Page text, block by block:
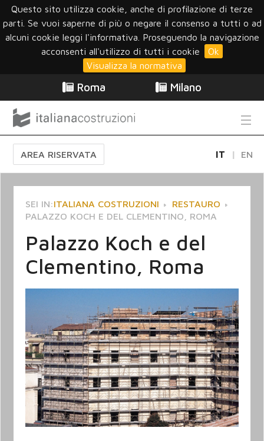
Questo sito utilizza cookie, anche di profilazione di terze
parti. Se vuoi saperne di più o negare il consenso a tutti o ad
alcuni cookie leggi l'informativa. Proseguendo la navigazione
acconsenti all'utilizzo di tutti i cookie
Ok
Visualizza la normativa
Roma Milano
AREA RISERVATA IT EN
SEI IN:ITALIANA COSTRUZIONI
RESTAURO
PALAZZO KOCH E DEL CLEMENTINO, ROMA
Palazzo Koch e del
Clementino, Roma